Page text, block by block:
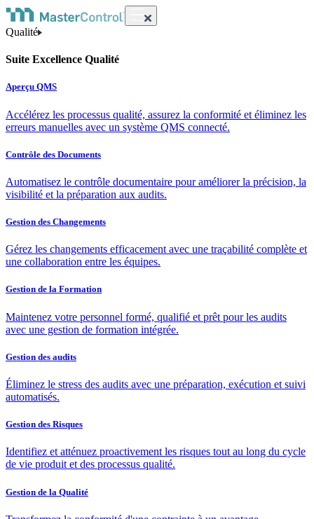
Qualité
Suite Excellence Qualité
Aperçu QMS
Accélérez les processus qualité, assurez la conformité et éliminez les
erreurs manuelles avec un système QMS connecté.
Contrôle des Documents
Automatisez le contrôle documentaire pour améliorer la précision, la
visibilité et la préparation aux audits.
Gestion des Changements
Gérez les changements efficacement avec une traçabilité complète et
une collaboration entre les équipes.
Gestion de la Formation
Maintenez votre personnel formé, qualifié et prêt pour les audits
avec une gestion de formation intégrée.
Gestion des audits
Éliminez le stress des audits avec une préparation, exécution et suivi
automatisés.
Gestion des Risques
Identifiez et atténuez proactivement les risques tout au long du cycle
de vie produit et des processus qualité.
Gestion de la Qualité